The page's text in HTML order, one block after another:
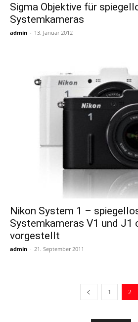
Sigma Objektive für
Systemkameras
admin - 13. Januar 2012
Nikon System 1 –
Systemkameras V1 und J1
vorgestellt
admin - 21. September 2011
1 2